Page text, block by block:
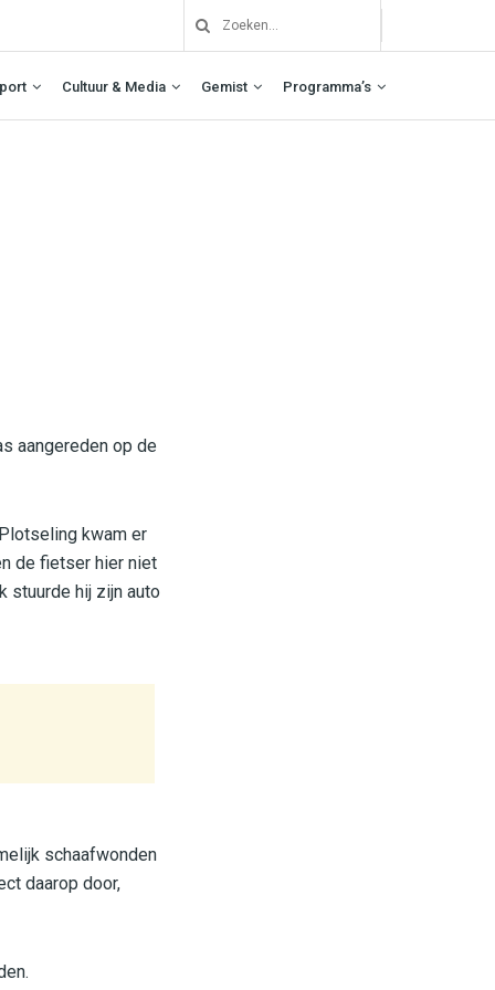
Cultuur & Media Gemist Programma’s
aangereden op de
kwam er
de fietser hier niet
stuurde hij zijn auto
schaafwonden
daarop door,